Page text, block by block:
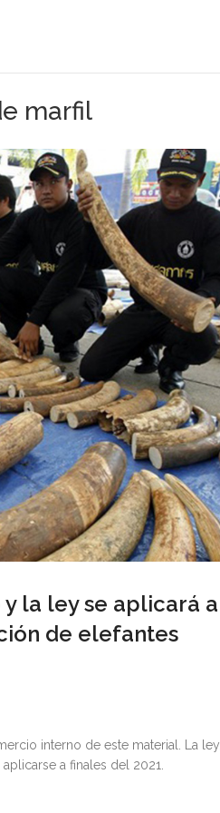
marfil
la ley se aplicará a
de elefantes
interno de este material. La ley,
a finales del 2021.